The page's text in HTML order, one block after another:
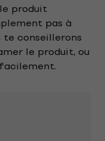
produit
pas à
te conseillerons
le produit, ou